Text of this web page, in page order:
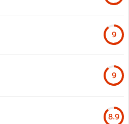
9
9
8.9